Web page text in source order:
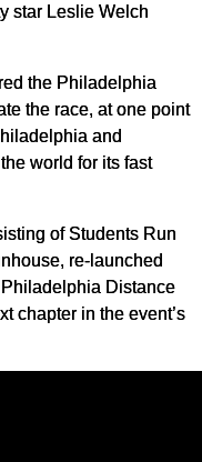
star Leslie Welch
the Philadelphia
the race, at one point
and
world for its fast
of Students Run
re-launched
Distance
chapter in the event’s